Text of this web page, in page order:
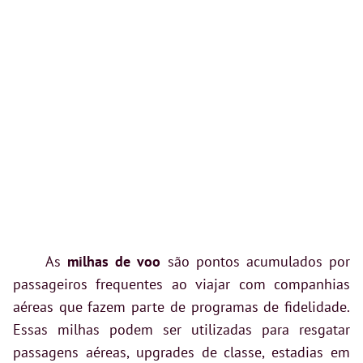
As milhas de voo são pontos acumulados por
passageiros frequentes ao viajar com companhias
aéreas que fazem parte de programas de fidelidade.
Essas milhas podem ser utilizadas para resgatar
passagens aéreas, upgrades de classe, estadias em